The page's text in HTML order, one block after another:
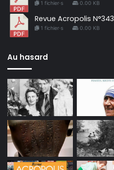
1 fichier·s 0.00 KB
Revue Acropolis N°343
1 fichier·s 0.00 KB
Au hasard